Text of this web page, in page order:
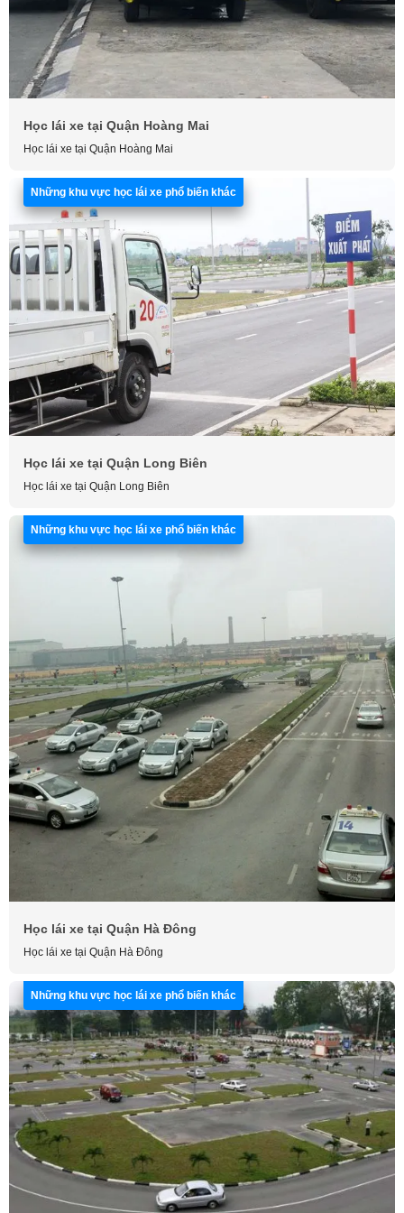
Học lái xe tại Quận Hoàng Mai
Học lái xe tại Quận Hoàng Mai
Những khu vực học lái xe phổ biến khác
Học lái xe tại Quận Long Biên
Học lái xe tại Quận Long Biên
Những khu vực học lái xe phổ biến khác
Học lái xe tại Quận Hà Đông
Học lái xe tại Quận Hà Đông
Những khu vực học lái xe phổ biến khác